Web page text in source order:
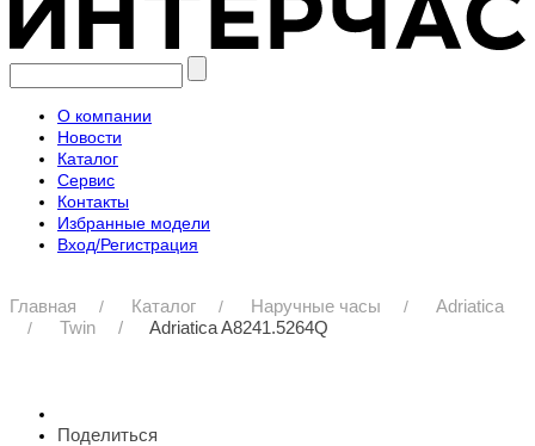
О компании
Новости
Каталог
Сервис
Контакты
Избранные модели
Вход/Регистрация
Главная Каталог Наручные часы
Adriatica
Twin
Adriatica A8241.5264Q
Поделиться